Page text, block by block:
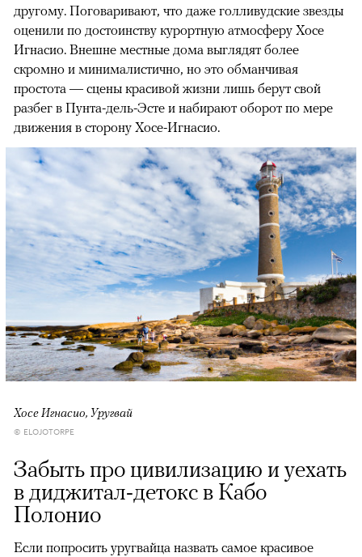
другому. Поговаривают, что даже голливудские звезды
оценили по достоинству курортную атмосферу Хосе
Игнасио. Внешне местные дома выглядят более
скромно и минималистично, но это обманчивая
простота — сцены красивой жизни лишь берут свой
разбег в Пунта-дель-Эсте и набирают оборот по мере
движения в сторону Хосе-Игнасио.
Хосе Игнасио, Уругвай
© ELOJOTORPE
Забыть про цивилизацию и уехать
в диджитал-детокс в Кабо
Полонио
Если попросить уругвайца назвать самое красивое